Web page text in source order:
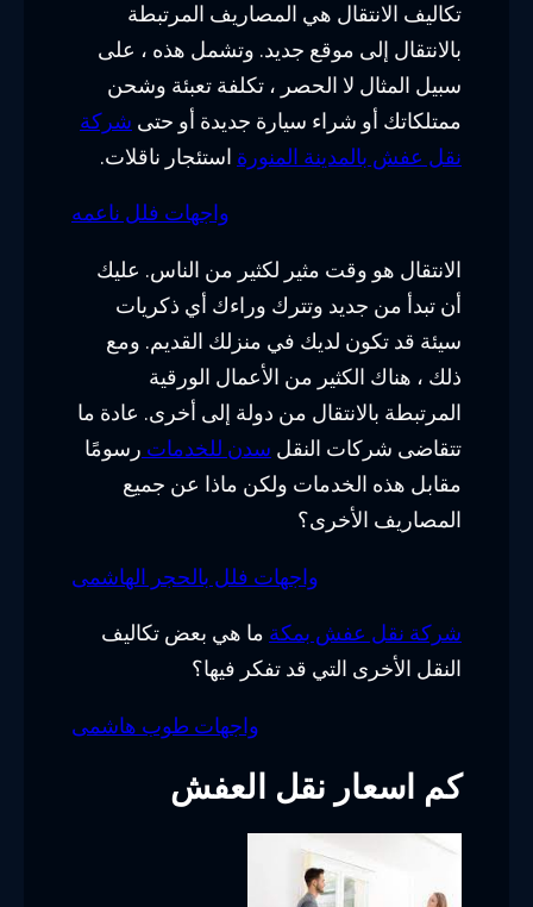
تكاليف الانتقال هي المصاريف المرتبطة
بالانتقال إلى موقع جديد. وتشمل هذه ، على
سبيل المثال لا الحصر ، تكلفة تعبئة وشحن
ممتلكاتك أو شراء سيارة جديدة أو حتى شركة
نقل عفش بالمدينة المنورة استئجار ناقلات.
واجهات فلل ناعمه
الانتقال هو وقت مثير لكثير من الناس. عليك
أن تبدأ من جديد وتترك وراءك أي ذكريات
سيئة قد تكون لديك في منزلك القديم. ومع
ذلك ، هناك الكثير من الأعمال الورقية
المرتبطة بالانتقال من دولة إلى أخرى. عادة ما
تتقاضى شركات النقل سدن للخدمات رسومًا
مقابل هذه الخدمات ولكن ماذا عن جميع
المصاريف الأخرى؟
واجهات فلل بالحجر الهاشمى
شركة نقل عفش بمكة ما هي بعض تكاليف
النقل الأخرى التي قد تفكر فيها؟
واجهات طوب هاشمى
كم اسعار نقل العفش